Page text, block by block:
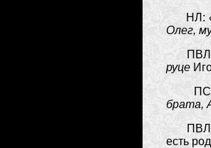
НЛ:
Олег,
руце
ПС:
брата,
есть